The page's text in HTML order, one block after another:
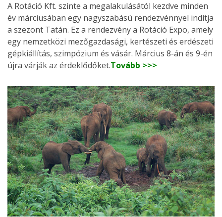
A Rotáció Kft. szinte a megalakulásától kezdve minden
év márciusában egy nagyszabású rendezvénnyel indítja
a szezont Tatán. Ez a rendezvény a Rotáció Expo, amely
egy nemzetközi mezőgazdasági, kertészeti és erdészeti
gépkiállítás, szimpózium és vásár. Március 8-án és 9-én
újra várják az érdeklődőket.Tovább >>>